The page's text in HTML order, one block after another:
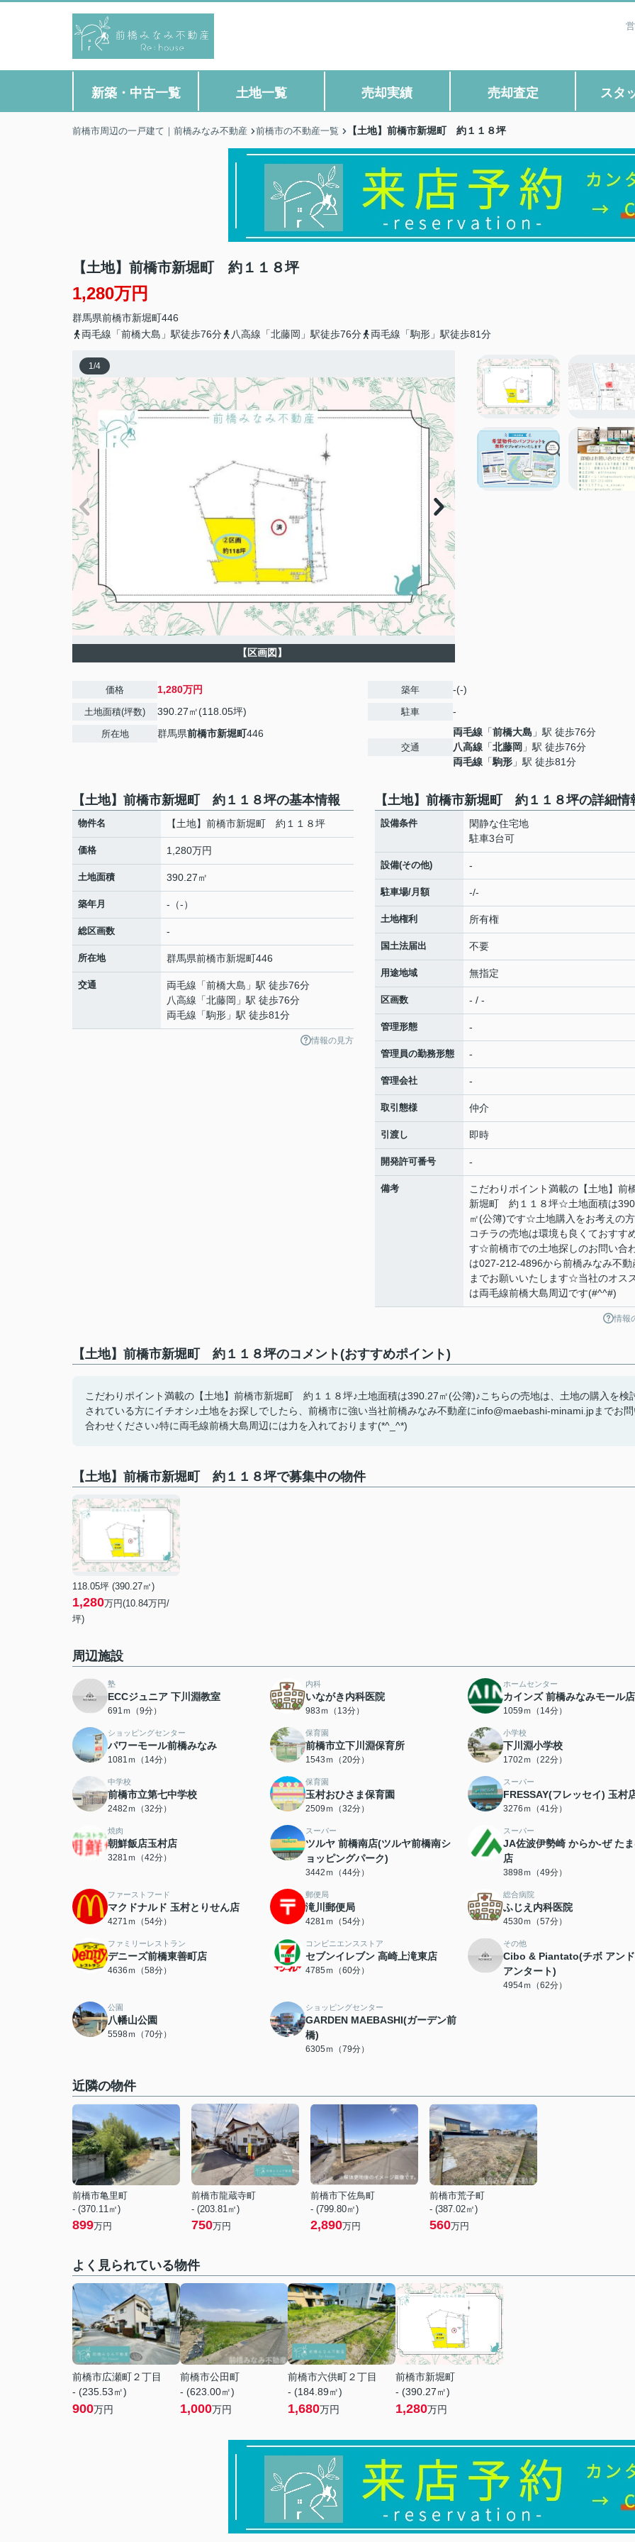
新築・中古一覧 土地一覧 売却実績 売却査定 スタ
前橋市周辺の一戸建て｜前橋みなみ不動産 前橋市の不動産一覧 【土地】前橋市新堀町 約１１８坪
【土地】前橋市新堀町 約１１８坪
1,280万円
群馬県前橋市新堀町446
両毛線「前橋大島」駅徒歩76分
八高線「北藤岡」駅徒歩76分 両毛線「駒形」駅徒歩81分
1/4
【区画図】
価格 1,280万円
土地面積(坪数) 390.27㎡(118.05坪)
所在地 群馬県前橋市新堀町446
築年 -(-)
駐車 -
交通
両毛線 「前橋大島 」駅 徒歩76分
八高線 「北藤岡 」駅 徒歩76分
両毛線 「駒形 」駅 徒歩81分
【土地】前橋市新堀町 約１１８坪の基本情報
物件名 【土地】前橋市新堀町 約１１８坪
価格 1,280万円
土地面積 390.27㎡
築年月 -（-）
総区画数 -
所在地 群馬県前橋市新堀町446
交通 両毛線 「前橋大島 」駅 徒歩76分
八高線 「北藤岡 」駅 徒歩76分
両毛線 「駒形 」駅 徒歩81分
情報の見方
【土地】前橋市新堀町 約１１８坪の詳細情
設備条件
閑静な住宅地
駐車3台可
設備(その他) -
駐車場/月額 -/-
土地権利 所有権
国土法届出 不要
用途地域 無指定
区画数 - / -
管理形態 -
管理員の勤務形態 -
管理会社 -
取引態様 仲介
引渡し 即時
開発許可番号 -
備考
こだわりポイント満載の【土地】前
新堀町 約１１８坪☆土地面積は
㎡(公簿)です☆土地購入をお考えの
コチラの売地は環境も良くておすす
す☆前橋市での土地探しのお問い合
は027-212-4896から前橋みなみ不動
までお願いいたします☆当社のオス
は両毛線前橋大島周辺です(#^^#)
情報
【土地】前橋市新堀町 約１１８坪のコメント(おすすめポイント)
こだわりポイント満載の【土地】前橋市新堀町 約１１８坪♪土地面積は390.27㎡(公簿)♪こちらの売地は、土地の購入を検
されている方にイチオシ♪土地をお探しでしたら、前橋市に強い当社前橋みなみ不動産にinfo@maebashi-minami.jpまでお
合わせください♪特に両毛線前橋大島周辺には力を入れております(*^_^*)
【土地】前橋市新堀町 約１１８坪で募集中の物件
118.05坪 (390.27㎡)
1,280万円(10.84万円/
坪)
周辺施設
塾
ECCジュニア 下川淵教室
691ｍ（9分）
内科
いながき内科医院
983ｍ（13分）
ホームセンター
カインズ 前橋みなみモール店
1059ｍ（14分）
ショッピングセンター
パワーモール前橋みなみ
1081ｍ（14分）
保育園
前橋市立下川淵保育所
1543ｍ（20分）
小学校
下川淵小学校
1702ｍ（22分）
中学校
前橋市立第七中学校
2482ｍ（32分）
保育園
玉村おひさま保育園
2509ｍ（32分）
スーパー
FRESSAY(フレッセイ) 玉村
3276ｍ（41分）
焼肉
朝鮮飯店玉村店
3281ｍ（42分）
スーパー
ツルヤ 前橋南店(ツルヤ前橋南シ
ョッピングパーク)
3442ｍ（44分）
スーパー
JA佐波伊勢崎 からか-ぜ た
店
3898ｍ（49分）
ファーストフード
マクドナルド 玉村とりせん店
4271ｍ（54分）
郵便局
滝川郵便局
4281ｍ（54分）
総合病院
ふじえ内科医院
4530ｍ（57分）
ファミリーレストラン
デニーズ前橋東善町店
4636ｍ（58分）
コンビニエンスストア
セブンイレブン 高崎上滝東店
4785ｍ（60分）
その他
Cibo & Piantato(チボ アン
アンタート)
4954ｍ（62分）
公園
八幡山公園
5598ｍ（70分）
ショッピングセンター
GARDEN MAEBASHI(ガーデン前
橋)
6305ｍ（79分）
近隣の物件
前橋市亀里町
- (370.11㎡)
899万円
前橋市龍蔵寺町
- (203.81㎡)
750万円
前橋市下佐鳥町
- (799.80㎡)
2,890万円
前橋市荒子町
- (387.02㎡)
560万円
よく見られている物件
前橋市広瀬町２丁目
- (235.53㎡)
900万円
前橋市公田町
- (623.00㎡)
1,000万円
前橋市六供町２丁目
- (184.89㎡)
1,680万円
前橋市新堀町
- (390.27㎡)
1,280万円